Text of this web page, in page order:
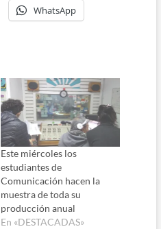
WhatsApp
Este miércoles los
estudiantes de
Comunicación hacen la
muestra de toda su
producción anual
En «DESTACADAS»